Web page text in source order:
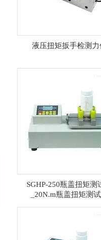
液压扭矩扳手检测力
SGHP-250瓶盖扭矩测
_20N.m瓶盖扭矩测